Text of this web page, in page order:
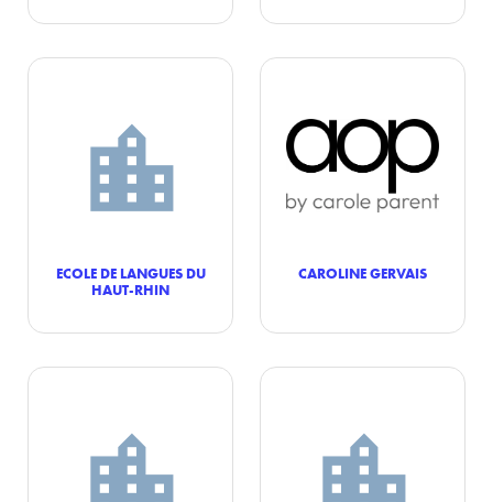
ECOLE DE LANGUES DU
HAUT-RHIN
CAROLINE GERVAIS